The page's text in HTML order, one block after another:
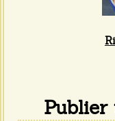
Publier